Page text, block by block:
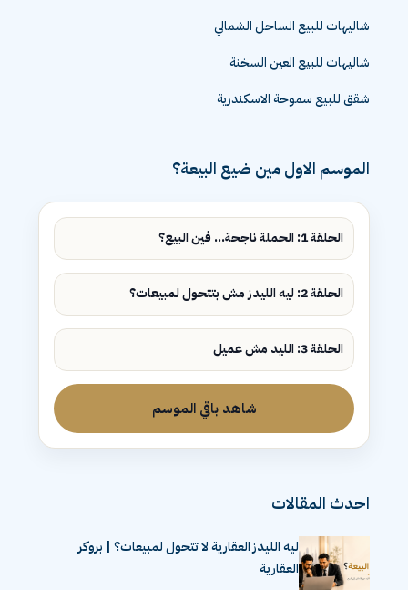
شاليهات للبيع الساحل الشمالي
شاليهات للبيع العين السخنة
شقق للبيع سموحة الاسكندرية
الموسم الاول مين ضيع البيعة؟
الحلقة 1: الحملة ناجحة... فين البيع؟
الحلقة 2: ليه الليدز مش بتتحول لمبيعات؟
الحلقة 3: الليد مش عميل
شاهد باقي الموسم
احدث المقالات
ليه الليدز العقارية لا تتحول لمبيعات؟ | بروكر
العقارية